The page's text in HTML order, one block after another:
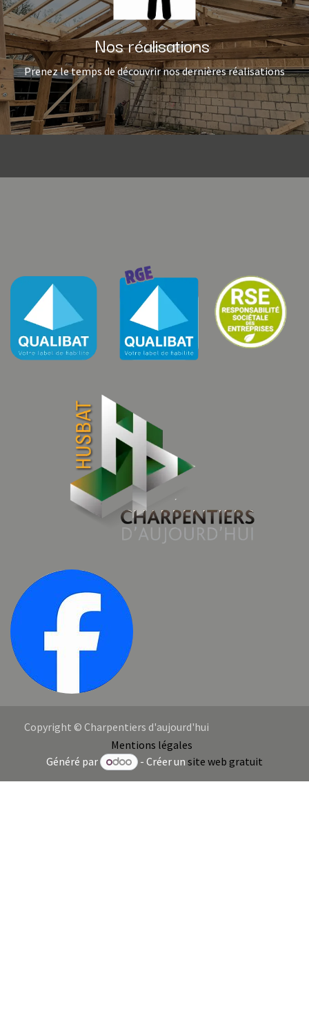
Nos réalisations
Prenez le temps de découvrir nos dernières réalisations
Copyright © Charpentiers d'aujourd'hui
Mentions légales
Généré par
- Créer un site web gratuit